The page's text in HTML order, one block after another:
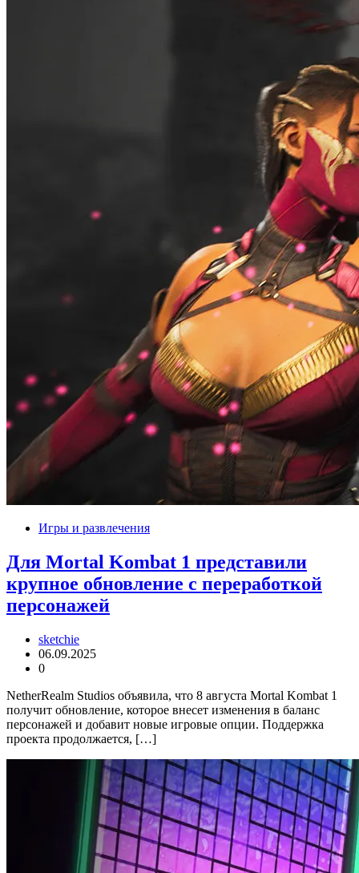
Игры и развлечения
Для Mortal Kombat 1 представили
крупное обновление с переработкой
персонажей
sketchie
06.09.2025
0
NetherRealm Studios объявила, что 8 августа Mortal Kombat 1
получит обновление, которое внесет изменения в баланс
персонажей и добавит новые игровые опции. Поддержка
проекта продолжается, […]